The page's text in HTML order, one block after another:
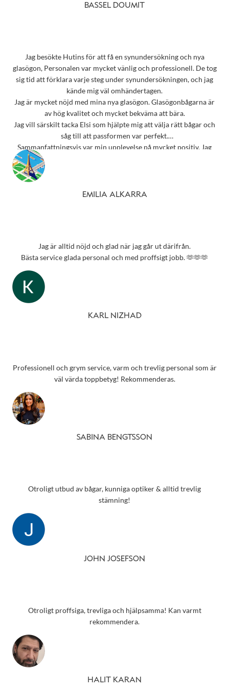
BASSEL DOUMIT
Jag besökte Hutins för att få en synundersökning och nya
glasögon, Personalen var mycket vänlig och professionell. De tog
sig tid att förklara varje steg under synundersökningen, och jag
kände mig väl omhändertagen.
Jag är mycket nöjd med mina nya glasögon. Glasögonbågarna är
av hög kvalitet och mycket bekväma att bära.
Jag vill särskilt tacka Elsi som hjälpte mig att välja rätt bågar och
såg till att passformen var perfekt.
Sammanfattningsvis var min upplevelse på mycket positiv. Jag
rekommenderar starkt detta ställe till alla som behöver
EMILIA ALKARRA
Jag är alltid nöjd och glad när jag går ut därifrån.
Bästa service glada personal och med proffsigt jobb. 🫶🫶🫶
KARL NIZHAD
Professionell och grym service, varm och trevlig personal som är
väl värda toppbetyg! Rekommenderas.
SABINA BENGTSSON
Otroligt utbud av bågar, kunniga optiker & alltid trevlig
stämning!
JOHN JOSEFSON
Otroligt proffsiga, trevliga och hjälpsamma! Kan varmt
rekommendera.
HALIT KARAN